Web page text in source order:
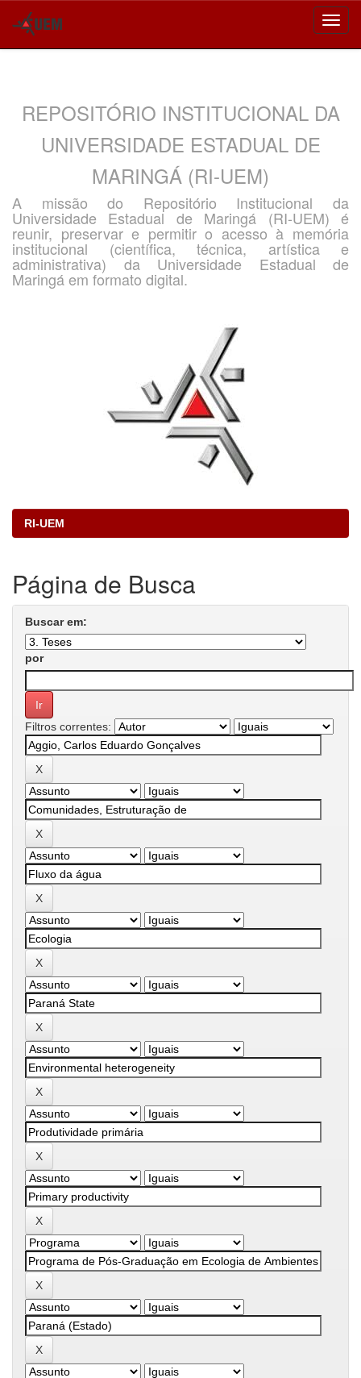
REPOSITÓRIO INSTITUCIONAL DA
UNIVERSIDADE ESTADUAL DE
MARINGÁ (RI-UEM)
A missão do Repositório Institucional da
Universidade Estadual de Maringá (RI-UEM) é
reunir, preservar e permitir o acesso à memória
institucional (científica, técnica, artística e
administrativa) da Universidade Estadual de
Maringá em formato digital.
RI-UEM
Página de Busca
Buscar em:
por
Filtros correntes: